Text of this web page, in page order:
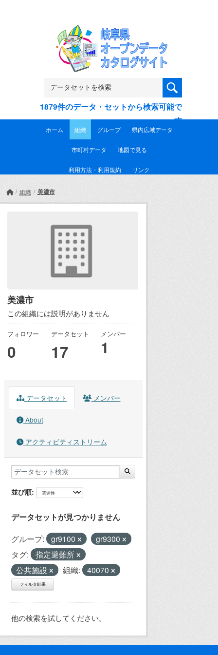
1879件のデータ・セットから検索可能で
す
ホーム 組織 グループ 県内広域データ
市町村データ 地図で見る
利用方法・利用規約 リンク
組織 美濃市
美濃市
この組織には説明がありません
フォロワー
0
データセット
17
メンバー
1
データセット メンバー
About
アクティビティストリーム
並び順
データセットが見つかりません
グループ: gr9100
gr9300
タグ:
指定避難所
公共施設
組織: 40070
フィルタ結果
他の検索を試してください。